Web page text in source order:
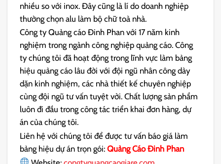
nhiều so với inox. Đây cũng là lí do doanh nghiệp
thường chọn alu làm bộ chữ toà nhà.
Công ty Quảng cáo Đinh Phan với 17 năm kinh
nghiệm trong ngành công nghiệp quảng cáo. Công
ty chúng tôi đã hoạt động trong lĩnh vực làm bảng
hiệu quảng cáo lâu đời với đội ngũ nhân công dày
dặn kinh nghiệm, các nhà thiết kế chuyên nghiệp
cùng đội ngũ tư vấn tuyệt vời. Chất lượng sản phẩm
luôn đi đầu trong công tác triển khai đơn hàng, dự
án của chúng tôi.
Liên hệ với chúng tôi để được tư vấn báo giá làm
bảng hiệu dự án trọn gói: Quảng Cáo Đinh Phan